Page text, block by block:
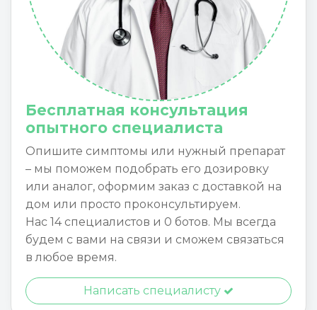
Бесплатная консультация
опытного специалиста
Опишите симптомы или нужный препарат
– мы поможем подобрать его дозировку
или аналог, оформим заказ с доставкой на
дом или просто проконсультируем.
Нас 14 специалистов и 0 ботов. Мы всегда
будем с вами на связи и сможем связаться
в любое время.
Написать специалисту